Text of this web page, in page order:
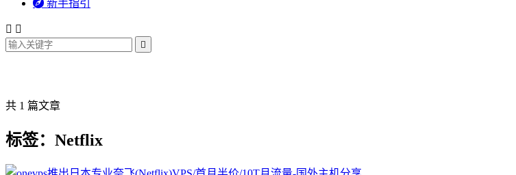
 新手指引
 

共 1 篇文章
标签：Netflix